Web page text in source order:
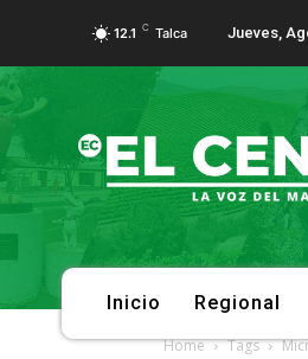
12.1 C Talca Jueves,
Inicio Regional
Home Tags